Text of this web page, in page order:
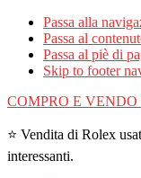
Passa alla
Passa al
Passa al piè di
Skip to footer
COMPRO E
⭐ Vendita di Rolex
interessanti.